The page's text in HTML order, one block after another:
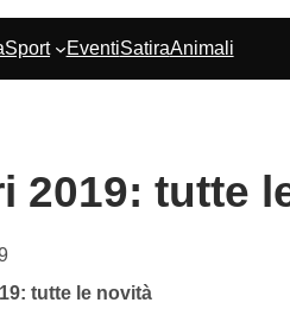
Sport EventiSatiraAnimali
2019: tutte
tutte le novità